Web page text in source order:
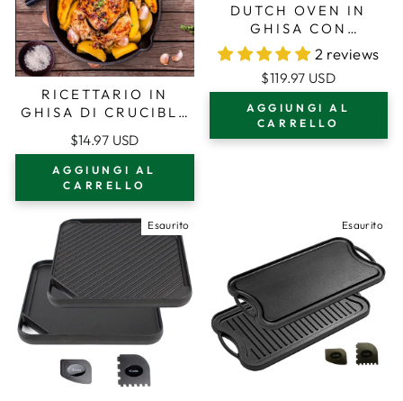
RICETTARIO IN
GHISA DI CRUCIBLE
COOKWARE
$14.97 USD
AGGIUNGI AL
CARRELLO
DUTCH OVEN IN
GHISA CON
COPERCHIO
PADELLA - 10.23”
(26 CM) DI
DIAMETRO, 4.8 L
2 reviews
$119.97 USD
AGGIUNGI AL
CARRELLO
Esaurito Esaurito